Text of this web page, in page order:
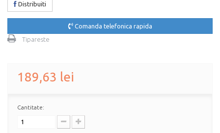
Distribuiti
Comanda telefonica rapida
Tipareste
189,63 lei
Cantitate: